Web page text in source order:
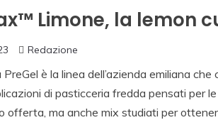
Limone, la lemon
Redazione
è la linea dell’azienda emiliana
di pasticceria fredda pensati per
offerta, ma anche mix studiati per